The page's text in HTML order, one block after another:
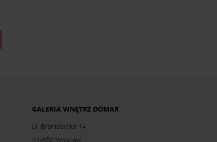
GALERIA WNĘTRZ DOMAR
ul. Braniborska 14
53-680 Wrocław